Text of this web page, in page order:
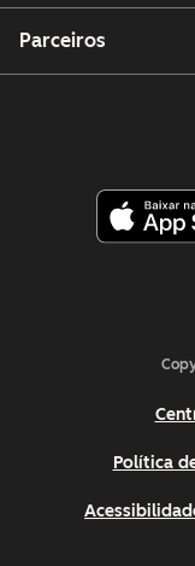
Parceiros
Política